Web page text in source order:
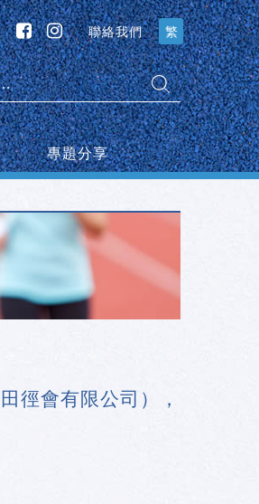
聯絡我們 繁
專題分享
徑會有限公司），